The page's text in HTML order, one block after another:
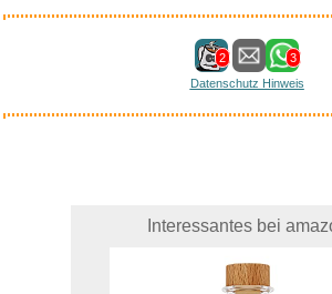
2
3
Datenschutz Hinweis
Interessantes bei